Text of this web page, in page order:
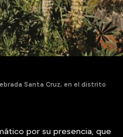
Santa Cruz, en el distrito
por su presencia, que